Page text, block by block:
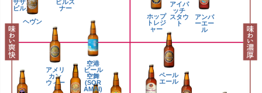
アメリ
カン
ウィー
ト
ペール
エール
アイパ
ッチ
スタウ
ト
ヘヴン
ピルス
ナー
アンバ
ーエー
ル
空港
ビール
空舞
(SOR
AMAI)
ホップ
トレジ
ャー
サザン
ピルス